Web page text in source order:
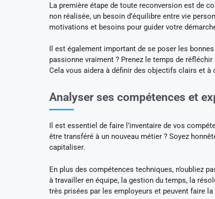
La première étape de toute reconversion est de
non réalisée, un besoin d’équilibre entre vie
motivations et besoins pour guider votre
Il est également important de se poser les
passionne vraiment ? Prenez le temps de
Cela vous aidera à définir des objectifs clairs et
Analyser ses compétences et
Il est essentiel de faire l’inventaire de vos
être transféré à un nouveau métier ? Soyez
capitaliser.
En plus des compétences techniques, n’oubliez
à travailler en équipe, la gestion du temps, la
très prisées par les employeurs et peuvent faire